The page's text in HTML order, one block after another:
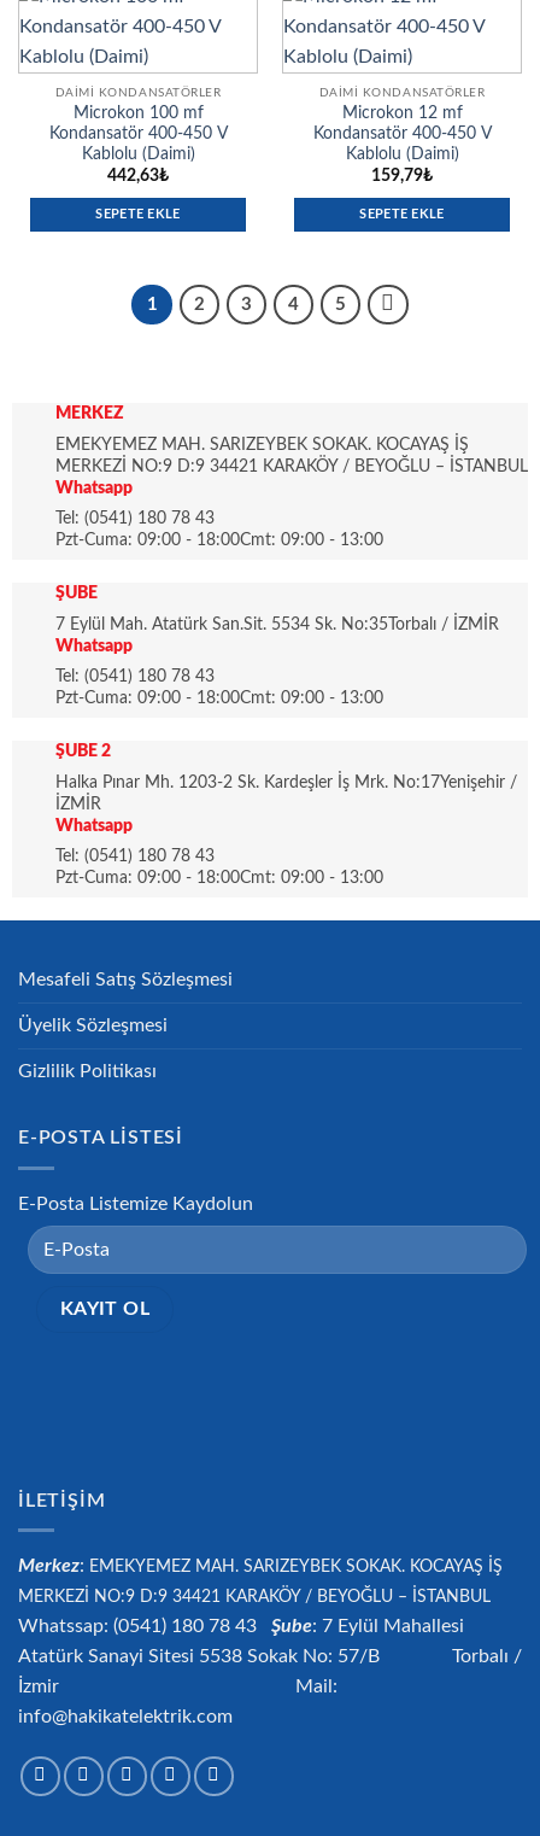
DAIMI KONDANSATÖRLER
Microkon 100 mf
Kondansatör 400-450 V
Kablolu (Daimi)
442,63₺
SEPETE EKLE
DAIMI KONDANSATÖRLER
Microkon 12 mf
Kondansatör 400-450 V
Kablolu (Daimi)
159,79₺
SEPETE EKLE
1 2 3 4 5
MERKEZ
EMEKYEMEZ MAH. SARIZEYBEK SOKAK. KOCAYAŞ İŞ
MERKEZİ NO:9 D:9 34421 KARAKÖY / BEYOĞLU – İSTANBUL
Whatsapp
Tel: (0541) 180 78 43
Pzt-Cuma: 09:00 - 18:00Cmt: 09:00 - 13:00
ŞUBE
7 Eylül Mah. Atatürk San.Sit. 5534 Sk. No:35Torbalı / İZMİR
Whatsapp
Tel: (0541) 180 78 43
Pzt-Cuma: 09:00 - 18:00Cmt: 09:00 - 13:00
ŞUBE 2
Halka Pınar Mh. 1203-2 Sk. Kardeşler İş Mrk. No:17Yenişehir /
İZMİR
Whatsapp
Tel: (0541) 180 78 43
Pzt-Cuma: 09:00 - 18:00Cmt: 09:00 - 13:00
Mesafeli Satış Sözleşmesi
Üyelik Sözleşmesi
Gizlilik Politikası
E-POSTA LISTESI
E-Posta Listemize Kaydolun
İLETIŞIM
Merkez: EMEKYEMEZ MAH. SARIZEYBEK SOKAK. KOCAYAŞ İŞ
MERKEZİ NO:9 D:9 34421 KARAKÖY / BEYOĞLU – İSTANBUL
Whatssap: (0541) 180 78 43 Şube: 7 Eylül Mahallesi
Atatürk Sanayi Sitesi 5538 Sokak No: 57/B Torbalı /
İzmir Mail:
info@hakikatelektrik.com